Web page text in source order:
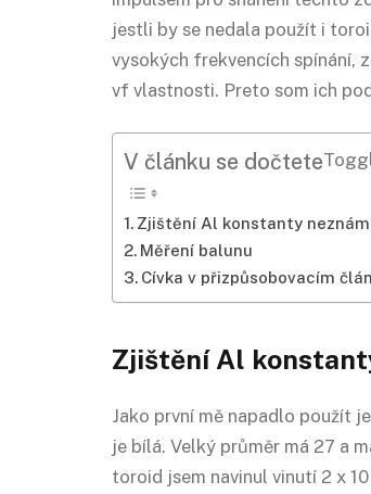
jestli by se nedala použít i
vysokých frekvencích spínání,
vf vlastnosti. Preto som ich
V článku se dočtete
Zjištění Al konstanty
Měření balunu
Cívka v přizpůsobovacím
Zjištění Al
Jako první mě napadlo použít
je bílá. Velký průměr má 27 a
toroid jsem navinul vinutí 2 x